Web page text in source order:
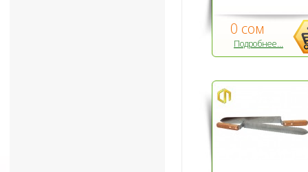
0 сом
Подробнее...